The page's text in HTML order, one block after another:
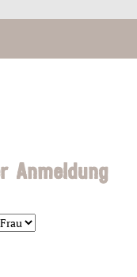
Anmeldung